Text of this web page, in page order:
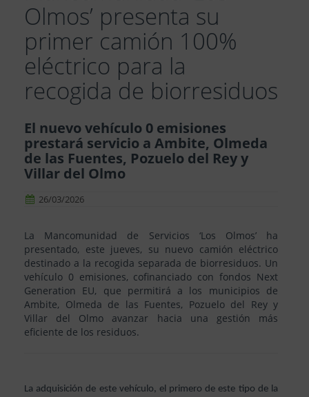
Olmos’ presenta su
primer camión 100%
eléctrico para la
recogida de biorresiduos
El nuevo vehículo 0 emisiones
prestará servicio a Ambite, Olmeda
de las Fuentes, Pozuelo del Rey y
Villar del Olmo
26/03/2026
La Mancomunidad de Servicios ‘Los Olmos’ ha
presentado, este jueves, su nuevo camión eléctrico
destinado a la recogida separada de biorresiduos. Un
vehículo 0 emisiones, cofinanciado con fondos Next
Generation EU, que permitirá a los municipios de
Ambite, Olmeda de las Fuentes, Pozuelo del Rey y
Villar del Olmo avanzar hacia una gestión más
La adquisición de este vehículo, el primero de este tipo de la